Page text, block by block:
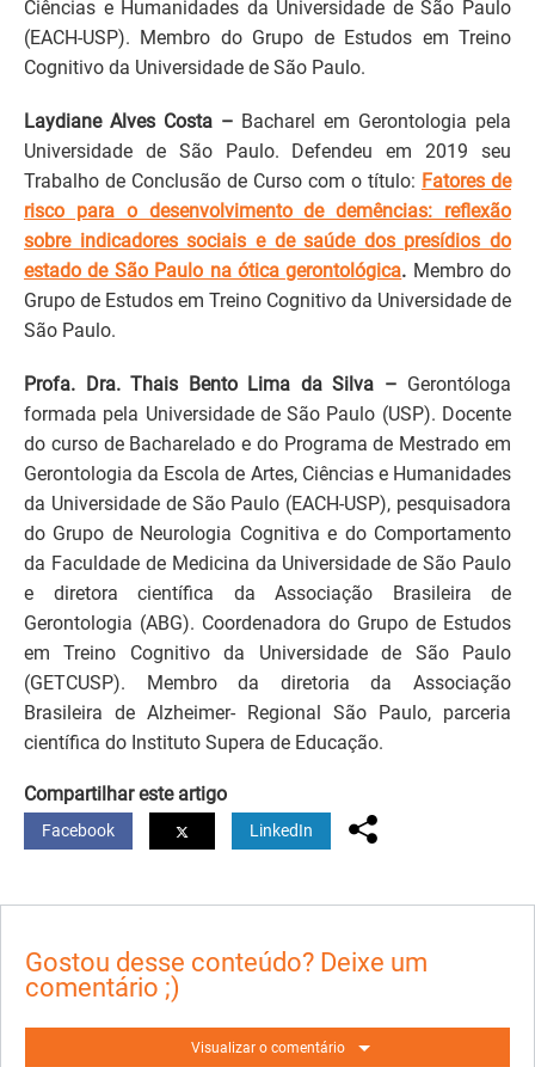
Ciências e Humanidades da Universidade de São Paulo
(EACH-USP). Membro do Grupo de Estudos em Treino
Cognitivo da Universidade de São Paulo.
Laydiane Alves Costa – Bacharel em Gerontologia pela
Universidade de São Paulo. Defendeu em 2019 seu
Trabalho de Conclusão de Curso com o título: Fatores de
risco para o desenvolvimento de demências: reflexão
sobre indicadores sociais e de saúde dos presídios do
estado de São Paulo na ótica gerontológica. Membro do
Grupo de Estudos em Treino Cognitivo da Universidade de
São Paulo.
Profa. Dra. Thais Bento Lima da Silva – Gerontóloga
formada pela Universidade de São Paulo (USP). Docente
do curso de Bacharelado e do Programa de Mestrado em
Gerontologia da Escola de Artes, Ciências e Humanidades
da Universidade de São Paulo (EACH-USP), pesquisadora
do Grupo de Neurologia Cognitiva e do Comportamento
da Faculdade de Medicina da Universidade de São Paulo
e diretora científica da Associação Brasileira de
Gerontologia (ABG). Coordenadora do Grupo de Estudos
em Treino Cognitivo da Universidade de São Paulo
(GETCUSP). Membro da diretoria da Associação
Brasileira de Alzheimer- Regional São Paulo, parceria
científica do Instituto Supera de Educação.
Compartilhar este artigo
Facebook LinkedIn
Gostou desse conteúdo? Deixe um
comentário ;)
Visualizar o comentário